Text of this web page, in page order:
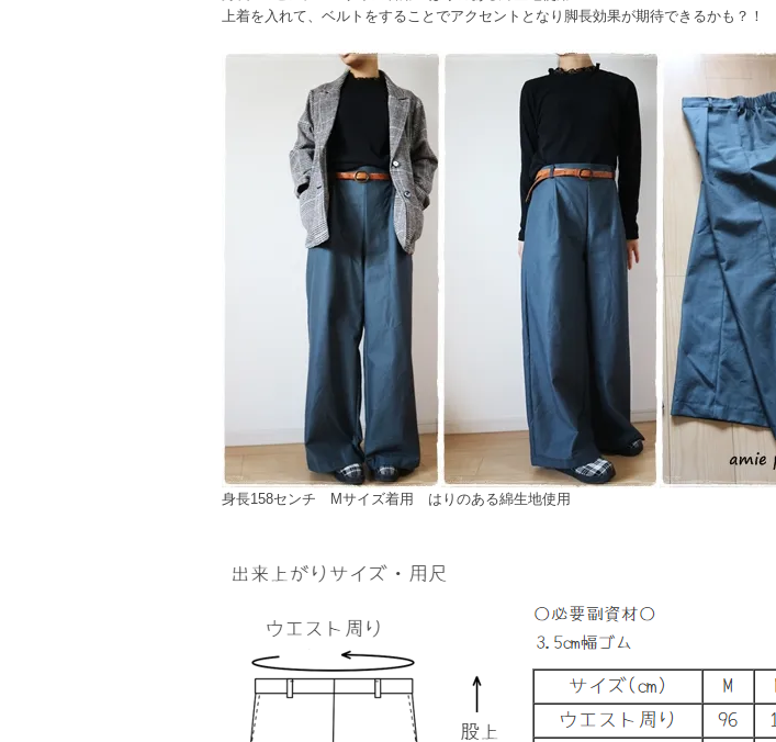
上着を入れて、ベルトをすることでアクセントとなり脚長効果が期待できるかも？！
身長158センチ Mサイズ着用 はりのある綿生地使用